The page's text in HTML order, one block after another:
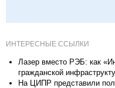
ИНТЕРЕСНЫЕ ССЫЛКИ
Лазер вместо РЭБ: как
гражданской
На ЦИПР представили